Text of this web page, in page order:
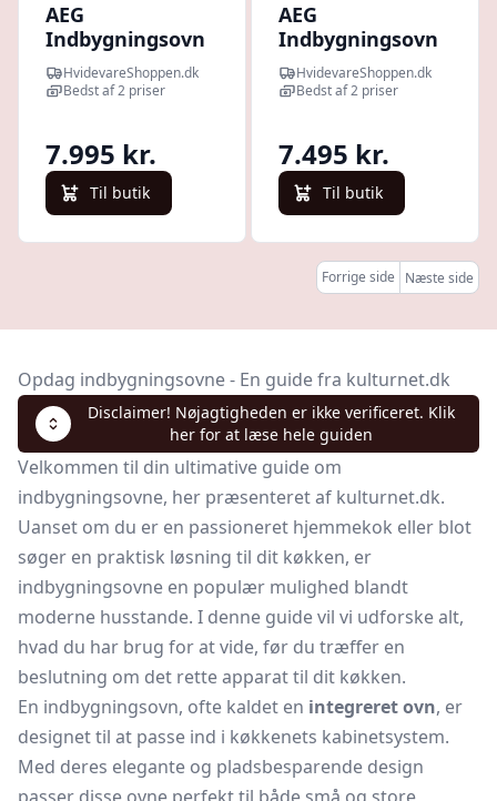
AEG
Indbygningsovn
TU5PB40NSK -
2+2 års garanti
HvidevareShoppen.dk
Bedst af 2 priser
7.995 kr.
Til butik
AEG
Indbygningsovn
TR6PB531SB - 2+2
års garanti
HvidevareShoppen.dk
Bedst af 2 priser
7.495 kr.
Til butik
Forrige side Næste side
Opdag indbygningsovne - En guide fra kulturnet.dk
Disclaimer! Nøjagtigheden er ikke verificeret. Klik
her for at læse hele guiden
Velkommen til din ultimative guide om
indbygningsovne, her præsenteret af kulturnet.dk.
Uanset om du er en passioneret hjemmekok eller blot
søger en praktisk løsning til dit køkken, er
indbygningsovne en populær mulighed blandt
moderne husstande. I denne guide vil vi udforske alt,
hvad du har brug for at vide, før du træffer en
beslutning om det rette apparat til dit køkken.
En indbygningsovn, ofte kaldet en integreret ovn, er
designet til at passe ind i køkkenets kabinetsystem.
Med deres elegante og pladsbesparende design